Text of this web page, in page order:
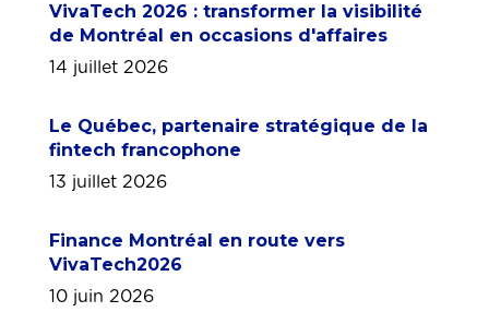
VivaTech 2026 : transformer la visibilité
de Montréal en occasions d'affaires
14 juillet 2026
Le Québec, partenaire stratégique de la
fintech francophone
13 juillet 2026
Finance Montréal en route vers
VivaTech2026
10 juin 2026